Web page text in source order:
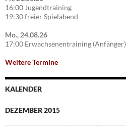
16:00 Jugendtraining
19:30 freier Spielabend
Mo., 24.08.26
17:00 Erwachsenentraining (Anfänger)
Weitere Termine
KALENDER
DEZEMBER 2015